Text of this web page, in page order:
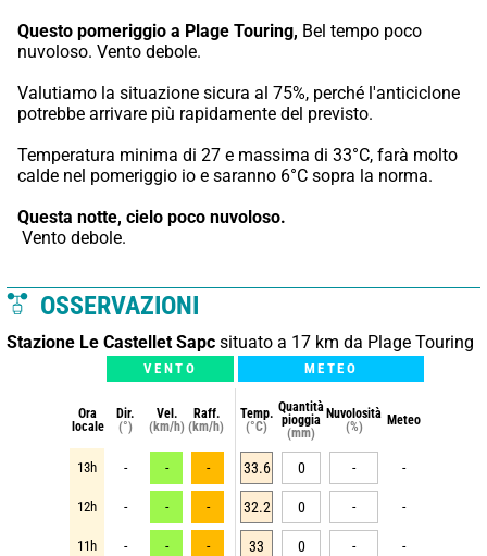
Questo pomeriggio a Plage Touring, Bel tempo poco
nuvoloso. Vento debole.
Valutiamo la situazione sicura al 75%, perché l'anticiclone
potrebbe arrivare più rapidamente del previsto.
Temperatura minima di 27 e massima di 33°C, farà molto
calde nel pomeriggio io e saranno 6°C sopra la norma.
Questa notte, cielo poco nuvoloso.
Vento debole.
OSSERVAZIONI
Stazione Le Castellet Sapc situato a 17 km da Plage Touring
VENTO METEO
Ora
locale
Dir.
(°)
Vel.
(km/h)
Raff.
(km/h)
Temp.
(°C)
Quantità
pioggia
(mm)
Nuvolosità
(%)
Meteo
13h - - - 33.6 0 - -
12h - - - 32.2 0 - -
11h - - - 33 0 - -